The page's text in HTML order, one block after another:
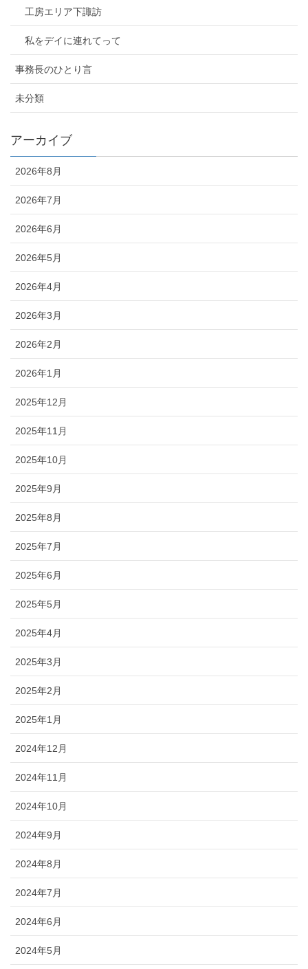
工房エリア下諏訪
私をデイに連れてって
事務長のひとり言
未分類
アーカイブ
2026年8月
2026年7月
2026年6月
2026年5月
2026年4月
2026年3月
2026年2月
2026年1月
2025年12月
2025年11月
2025年10月
2025年9月
2025年8月
2025年7月
2025年6月
2025年5月
2025年4月
2025年3月
2025年2月
2025年1月
2024年12月
2024年11月
2024年10月
2024年9月
2024年8月
2024年7月
2024年6月
2024年5月